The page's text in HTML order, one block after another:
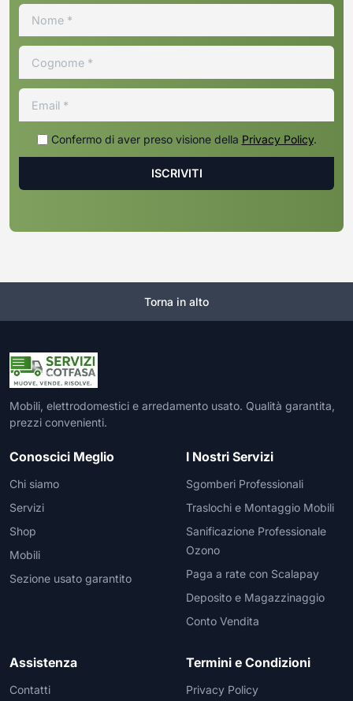
Confermo di aver preso visione della Privacy Policy.
Torna in alto
Mobili, elettrodomestici e arredamento usato. Qualità garantita,
prezzi convenienti.
Conoscici Meglio
Chi siamo
Servizi
Shop
Mobili
Sezione usato garantito
I Nostri Servizi
Sgomberi Professionali
Traslochi e Montaggio Mobili
Sanificazione Professionale
Ozono
Paga a rate con Scalapay
Deposito e Magazzinaggio
Conto Vendita
Assistenza
Contatti
Termini e Condizioni
Privacy Policy